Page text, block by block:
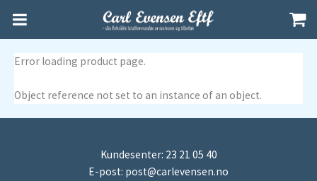
Error loading product page.
Object reference not set to an instance of an object.
Kundesenter: 23 21 05 40
E-post: post@carlevensen.no